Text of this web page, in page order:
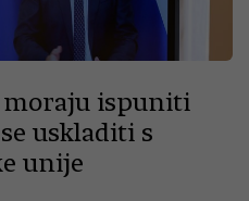
moraju ispuniti
uskladiti s
unije